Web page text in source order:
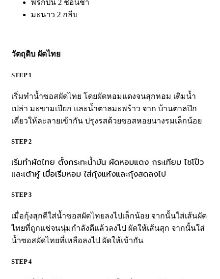
พริกป่น 2 ช้อนชา
มะนาว 2 กลีบ
วัตถุดิบ ผัดไทย
STEP 1
เริ่มทำน้ำซอสผัดไทย โดยผัดหอมแดงจนสุกหอม เติมน้ำ
เปล่า มะขามเปียก และน้ำตาลมะพร้าว จาก บ้านตาลปึก
เคี่ยวให้ละลายเข้ากัน ปรุงรสด้วยซอสหอยนางรมเล็กน้อย
STEP 2
เริ่มทำผัดไทย ตั้งกระทะน้ำมัน ผัดหอมแดง กระเทียม ไชโป๊ว
และเต้าหู้ เมื่อเริ่มหอม ใส่กุ้งแห้งและกุ้งสดลงไป
STEP 3
เมื่อกุ้งสุกดีใส่น้ำซอสผัดไทยลงไปเล็กน้อย จากนั้นใส่เส้นผัด
ไทยที่ถูกแช่จนนุ่มกำลังดีแล้วลงไป ผัดให้เส้นสุก จากนั้นใส่
น้ำซอสผัดไทยที่เหลือลงไป ผัดให้เข้ากัน
STEP 4